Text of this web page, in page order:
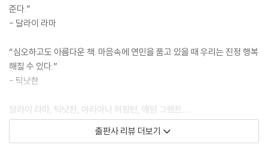
루스의 외모는 누가 봐도 할머니였지만 눈빛은 달랐다. 그 눈빛에는 불가
사의와 비밀과 모험이 담겨 있었다. 올여름 나를 기다리는 다른 모험은 없
쳐 주겠다고 말하고 있었다. 정말 이상한 일이었다. 정말 말한 그대로 해 줄
수 있을지 알 수 없었지만, 그렇게 해도 내가 아무것도 잃을 게 없다는 사실
은 알고 있었다. 나는 예전에 한 번도 느껴 본 적 없는 어떤 것, 바로 희망을
한 질문으로 내 삶의 전체 궤적, 그리고 운명이 장차 나를 위해 준비해 두었
던 모든 것이 송두리째 바뀌었다.
준다.”
- 달라이 라마
“심오하고도 아름다운 책. 마음속에 연민을 품고 있을 때 우리는 진정 행복
해질 수 있다.”
- 틱낫한
달라이 라마, 틱낫한, 아리아나 허핑턴, 애덤 그랜트…
이 시대의 위대한 스승, 뇌의학자, 행동과학자,
심리학자 31인이 격찬한 단 한 권의 책
출판사 리뷰 더보기